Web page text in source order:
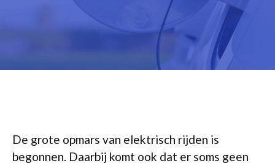
De grote opmars van elektrisch rijden is
begonnen. Daarbij komt ook dat er soms geen